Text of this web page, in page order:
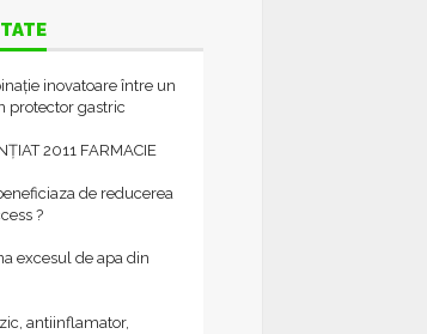
inovatoare între un
protector gastric
2011 FARMACIE
de reducerea
?
excesul de apa din
antiinflamator,